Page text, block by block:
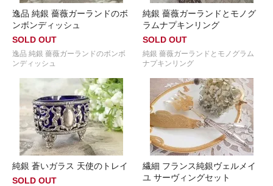
逸品 純銀 薔薇ガーランドのボ
ンボンディッシュ
SOLD OUT
逸品 純銀 薔薇ガーランドのボンボ
ンディッシュ
純銀 薔薇ガーランドとモノグ
ラムナプキンリング
SOLD OUT
純銀 薔薇ガーランドとモノグラム
ナプキンリング
純銀 蒼いガラス 天使のトレイ
SOLD OUT
繊細 フランス純銀ヴェルメイ
ユ サーヴィングセット